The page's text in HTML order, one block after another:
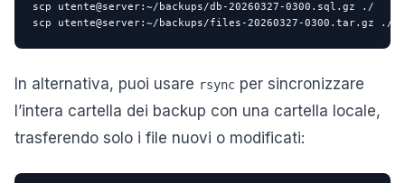
scp utente@server:~/backups/db-20260327-0300.sql.gz ./
scp utente@server:~/backups/files-20260327-0300.tar.gz ./
In alternativa, puoi usare rsync per sincronizzare
l’intera cartella dei backup con una cartella locale,
trasferendo solo i file nuovi o modificati: